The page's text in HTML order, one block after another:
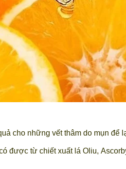
cho những vết thâm do mụn để
được từ chiết xuất lá Oliu,